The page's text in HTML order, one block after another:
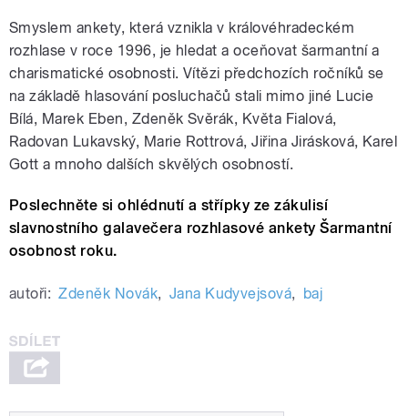
Smyslem ankety, která vznikla v královéhradeckém
rozhlase v roce 1996, je hledat a oceňovat šarmantní a
charismatické osobnosti. Vítězi předchozích ročníků se
na základě hlasování posluchačů stali mimo jiné Lucie
Bílá, Marek Eben, Zdeněk Svěrák, Květa Fialová,
Radovan Lukavský, Marie Rottrová, Jiřina Jirásková, Karel
Gott a mnoho dalších skvělých osobností.
Poslechněte si ohlédnutí a střípky ze zákulisí
slavnostního galavečera rozhlasové ankety Šarmantní
osobnost roku.
autoři: Zdeněk Novák, Jana Kudyvejsová, baj